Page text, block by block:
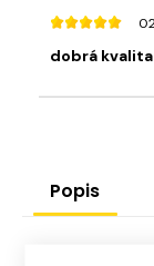
dobrá
Popis